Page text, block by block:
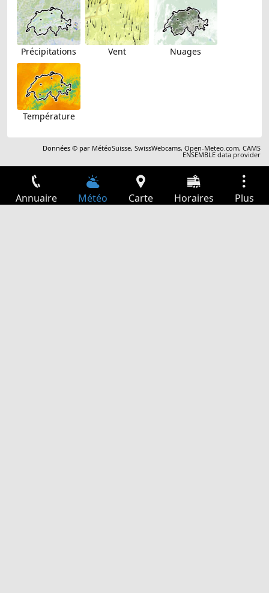
Précipitations Vent Nuages
Température
Données © par MétéoSuisse,SwissWebcams,Open-Meteo.com,CAMS
ENSEMBLE data provider
Annuaire Météo Carte Horaires Plus